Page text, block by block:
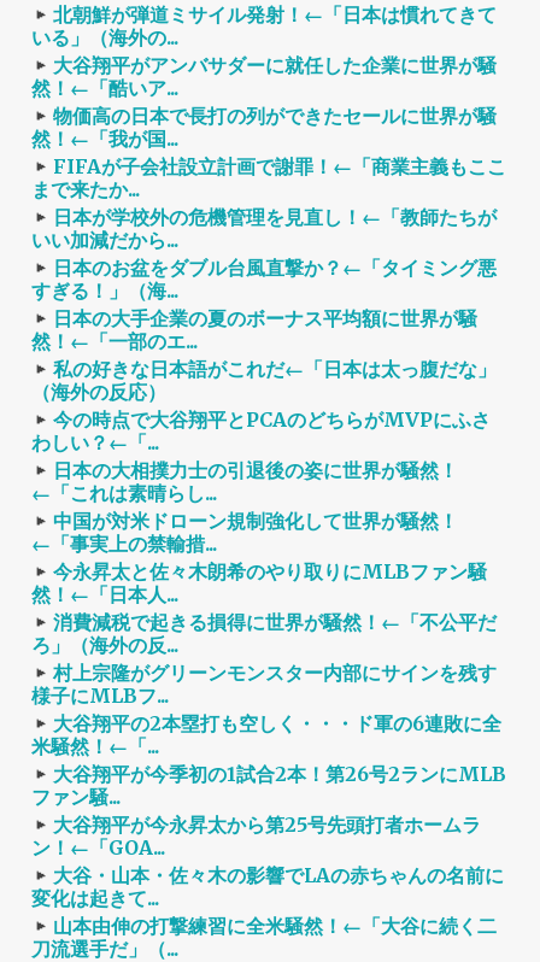
北朝鮮が弾道ミサイル発射！←「日本は慣れてきて
いる」（海外の...
大谷翔平がアンバサダーに就任した企業に世界が騒
然！←「酷いア...
物価高の日本で長打の列ができたセールに世界が騒
然！←「我が国...
FIFAが子会社設立計画で謝罪！←「商業主義もここ
まで来たか...
日本が学校外の危機管理を見直し！←「教師たちが
いい加減だから...
日本のお盆をダブル台風直撃か？←「タイミング悪
すぎる！」（海...
日本の大手企業の夏のボーナス平均額に世界が騒
然！←「一部のエ...
私の好きな日本語がこれだ←「日本は太っ腹だな」
（海外の反応）
今の時点で大谷翔平とPCAのどちらがMVPにふさ
わしい？←「...
日本の大相撲力士の引退後の姿に世界が騒然！
←「これは素晴らし...
中国が対米ドローン規制強化して世界が騒然！
←「事実上の禁輸措...
今永昇太と佐々木朗希のやり取りにMLBファン騒
然！←「日本人...
消費減税で起きる損得に世界が騒然！←「不公平だ
ろ」（海外の反...
村上宗隆がグリーンモンスター内部にサインを残す
様子にMLBフ...
大谷翔平の2本塁打も空しく・・・ド軍の6連敗に全
米騒然！←「...
大谷翔平が今季初の1試合2本！第26号2ランにMLB
ファン騒...
大谷翔平が今永昇太から第25号先頭打者ホームラ
ン！←「GOA...
大谷・山本・佐々木の影響でLAの赤ちゃんの名前に
変化は起きて...
山本由伸の打撃練習に全米騒然！←「大谷に続く二
刀流選手だ」（...